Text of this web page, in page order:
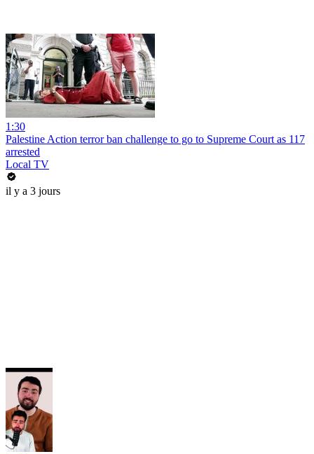
1:30
Palestine Action terror ban challenge to go to Supreme Court as 117
arrested
Local TV
il y a 3 jours